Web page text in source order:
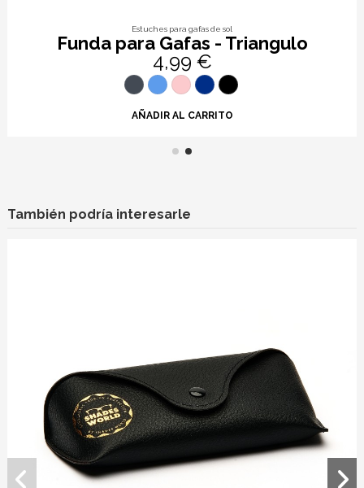
Estuches para gafas de sol
Funda para Gafas - Triangulo
4,99 €
AÑADIR AL CARRITO
También podría interesarle